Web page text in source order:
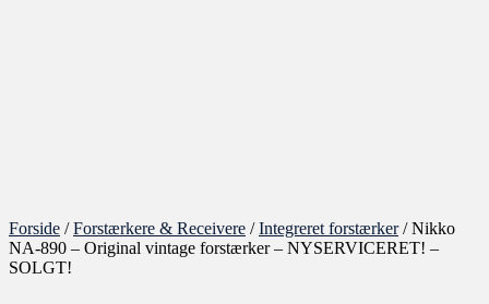
Forside /Forstærkere & Receivere /Integreret forstærker/ Nikko
NA-890 – Original vintage forstærker – NYSERVICERET! –
SOLGT!